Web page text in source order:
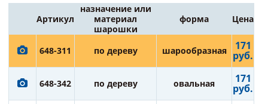
Артикул
назначение или
материал
шарошки
форма Цена
648-311 по дереву шарообразная 171
руб.
648-342 по дереву овальная 171
руб.